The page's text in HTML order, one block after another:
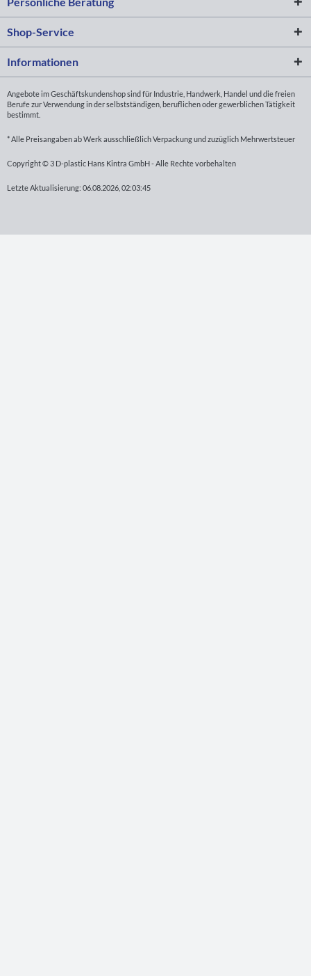
Shop-Service
Informationen
Angebote im Geschäftskundenshop sind für Industrie, Handwerk, Handel und die freien
Berufe zur Verwendung in der selbstständigen, beruflichen oder gewerblichen Tätigkeit
bestimmt.
* Alle Preisangaben ab Werk ausschließlich Verpackung und zuzüglich Mehrwertsteuer
Copyright © 3 D-plastic Hans Kintra GmbH - Alle Rechte vorbehalten
Letzte Aktualisierung: 06.08.2026, 02:03:45